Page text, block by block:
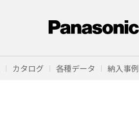
カタログ 各種データ 納入事例